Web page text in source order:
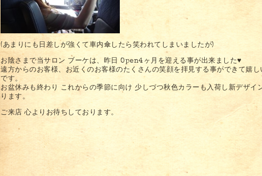
(あまりにも日差しが強くて車内傘したら笑われてしまいましたが)
お陰さまで当サロン ブーケは、昨日 Open4ヶ月を迎える事が出来ました♥
遠方からのお客様、お近くのお客様のたくさんの笑顔を拝見する事ができて嬉し
です。
お盆休みも終わり これからの季節に向け 少しづつ秋色カラーも入荷し新デザイ
ります。
ご来店 心よりお待ちしております。